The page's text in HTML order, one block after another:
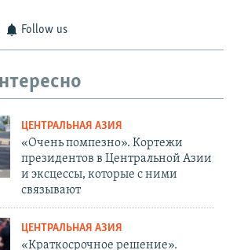
Follow us
ЦЕНТРАЛЬНАЯ АЗИЯ
«Очень помпезно». Кортежи
президентов в Центральной Азии
и эксцессы, которые с ними
связывают
ЦЕНТРАЛЬНАЯ АЗИЯ
«Краткосрочное решение».